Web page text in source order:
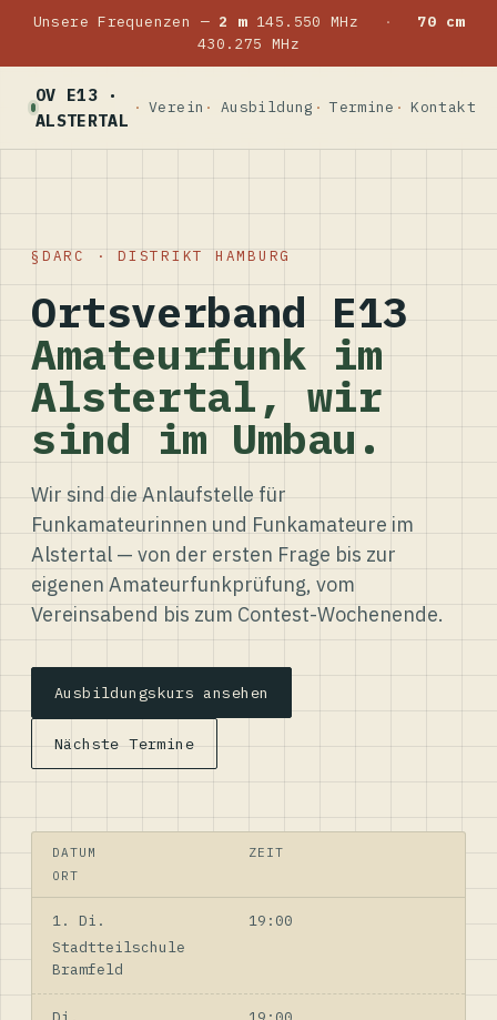
Unsere Frequenzen — 2 m145.550 MHz ·
70 cm
430.275 MHz
OV E13 ·
ALSTERTAL
Verein Ausbildung Termine Kontakt
DARC · DISTRIKT HAMBURG
Ortsverband E13
Amateurfunk im
Alstertal, wir
sind im Umbau.
Wir sind die Anlaufstelle für
Funkamateurinnen und Funkamateure im
Alstertal — von der ersten Frage bis zur
eigenen Amateurfunkprüfung, vom
Vereinsabend bis zum Contest-Wochenende.
Ausbildungskurs ansehen
Nächste Termine
DATUM
ZEIT
ORT
1. Di.
19:00
Stadtteilschule
Bramfeld